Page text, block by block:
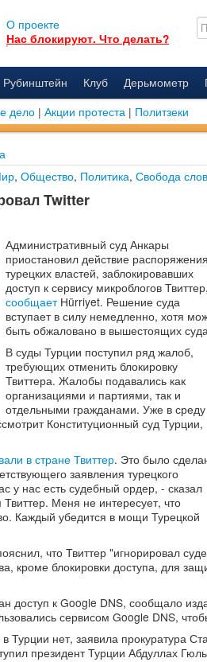
О проекте
Нас блокируют. Что делать?
Рубинштейн Клуб Дерьмометр
дело | Акции протеста | Политзеки
, Общество, Политика, Свобода
Twitter
Административный суд Анкары
приостановил действие распоряжения
турецких властей, заблокировавших
доступ к сервису микроблогов Твиттер,
сообщаетHürriyet. Решение суда
вступает в силу немедленно, хотя
быть обжаловано в вышестоящих
В суды Турции поступил ряд жалоб,
требующих отменить блокировку
Твиттера. Жалобы подавались как
организациями и партиями, так и
отдельными гражданами. Уже в среду
Конституционный суд Турции,
в стране Твиттер. Это было
заявления турецкого
у нас есть судебный ордер, - сказал
Меня не интересует, что
Каждый убедится в мощи Турецкой
что Твиттер "игнорировал
кроме блокировки доступа, для
доступ к Google DNS, сообщало
сервисом Google DNS,
Турции нет, заявила прокуратура
президент Турции Абдуллах